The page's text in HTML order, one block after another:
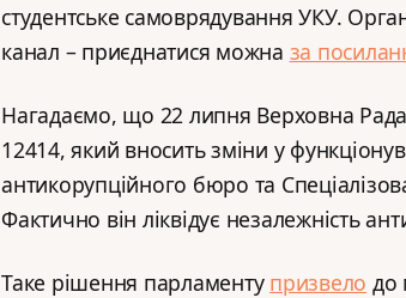
студентське самоврядування УКУ.
канал – приєднатися можна за
Нагадаємо, що 22 липня Верховна Рада
12414, який вносить зміни у
антикорупційного бюро та
Фактично він ліквідує незалежність
Таке рішення парламенту призвело до